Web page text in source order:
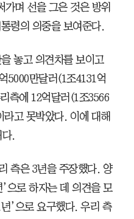
가며 선을 그은 것은 방위
령의 의중을 보여준다.
놓고 의견차를 보이고
5000만달러(1조4131억
측에 12억달러(1조3566
고 못박았다. 이에 대해
다.
측은 3년을 주장했다. 양
으로 하자는 데 의견을 모
’으로 요구했다. 우리 측